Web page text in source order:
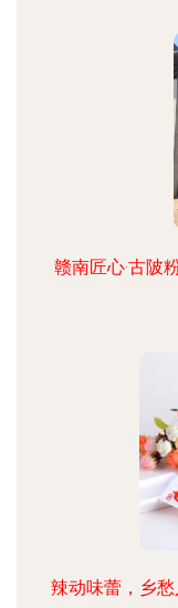
赣南匠心·古陂
辣动味蕾，乡